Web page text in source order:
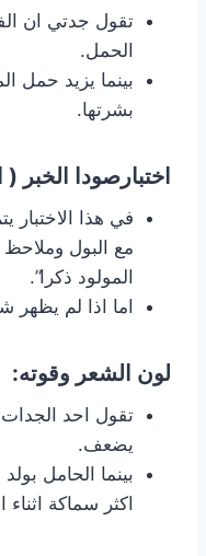
تقول جدتي ان
الحمل.
بينما يزيد حمل
بشرتها.
اختبارصودا الخبر
في هذا الاختبار
مع البول
المولود ذكرا”.
اما اذا لم
لون الشعر وقوته:
تقول احد
يضعف.
بينما الحامل
اكثر سماكة